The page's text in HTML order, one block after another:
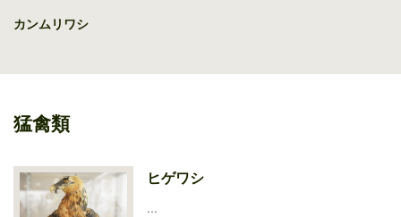
カンムリワシ
猛禽類
ヒゲワシ
…